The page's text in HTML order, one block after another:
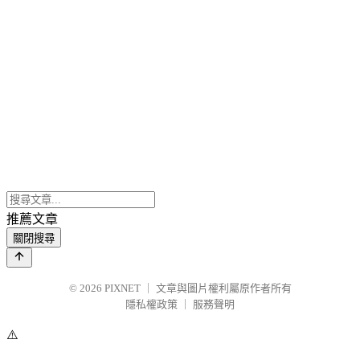
推薦文章
關閉搜尋
© 2026 PIXNET
文章與圖片權利屬原作者所有
隱私權政策
服務聲明
⚠️